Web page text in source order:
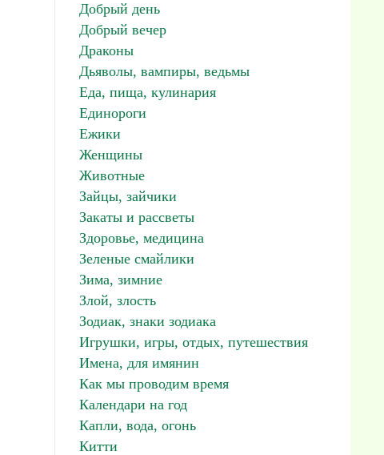
Добрый день
Добрый вечер
Драконы
Дьяволы, вампиры, ведьмы
Еда, пища, кулинария
Единороги
Ежики
Женщины
Животные
Зайцы, зайчики
Закаты и рассветы
Здоровье, медицина
Зеленые смайлики
Зима, зимние
Злой, злость
Зодиак, знаки зодиака
Игрушки, игры, отдых, путешествия
Имена, для имянин
Как мы проводим время
Календари на год
Капли, вода, огонь
Китти